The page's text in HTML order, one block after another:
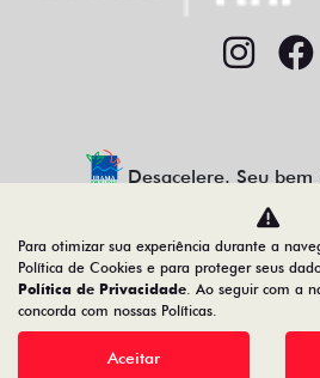
Desacelere. Seu
12.655.933/0009-53
Desenvolvido pela DEALERSPACE
Para otimizar sua experiência durante a
Política de Cookies e para proteger seus
Política de Privacidade. Ao seguir com a
concorda com nossas Políticas.
Aceitar